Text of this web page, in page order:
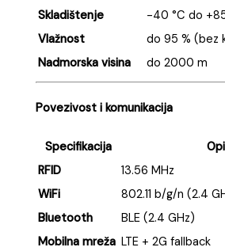
Skladištenje
-40 °C do
Vlažnost
do 95 % (bez
Nadmorska visina
do 2000 m
Povezivost i komunikacija
Specifikacija
RFID
13.56 MHz
WiFi
802.11 b/g/n (2.4
Bluetooth
BLE (2.4 GHz)
Mobilna mreža LTE + 2G fallback